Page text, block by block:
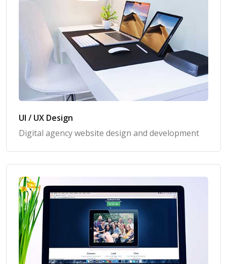
UI / UX Design
Digital agency website design and development